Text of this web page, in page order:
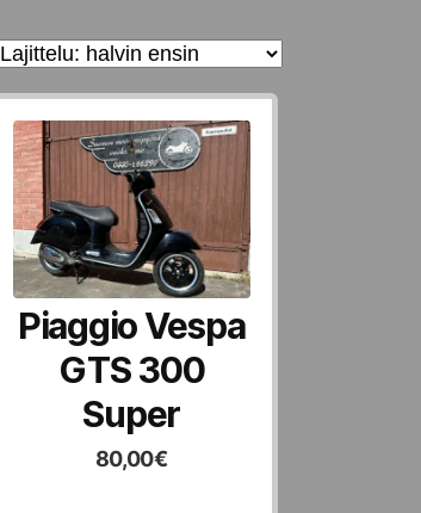
Piaggio Vespa
GTS 300
Super
80,00€